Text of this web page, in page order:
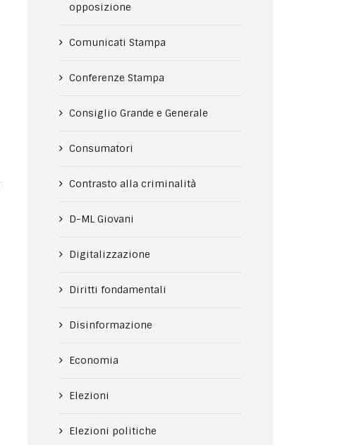
opposizione
Comunicati Stampa
Conferenze Stampa
Consiglio Grande e Generale
Consumatori
Contrasto alla criminalità
D-ML Giovani
Digitalizzazione
Diritti fondamentali
Disinformazione
Economia
Elezioni
Elezioni politiche